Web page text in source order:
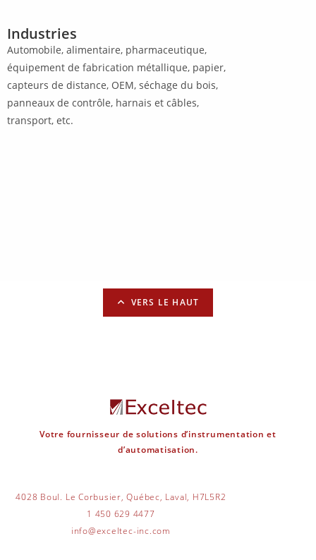
Industries​
Automobile, alimentaire, pharmaceutique,
équipement de fabrication métallique, papier,
capteurs de distance, OEM, séchage du bois,
panneaux de contrôle, harnais et câbles,
transport, etc.
VERS LE HAUT
Votre fournisseur de solutions d’instrumentation et
d’automatisation.
4028 Boul. Le Corbusier, Québec, Laval, H7L5R2
1 450 629 4477
info@exceltec-inc.com